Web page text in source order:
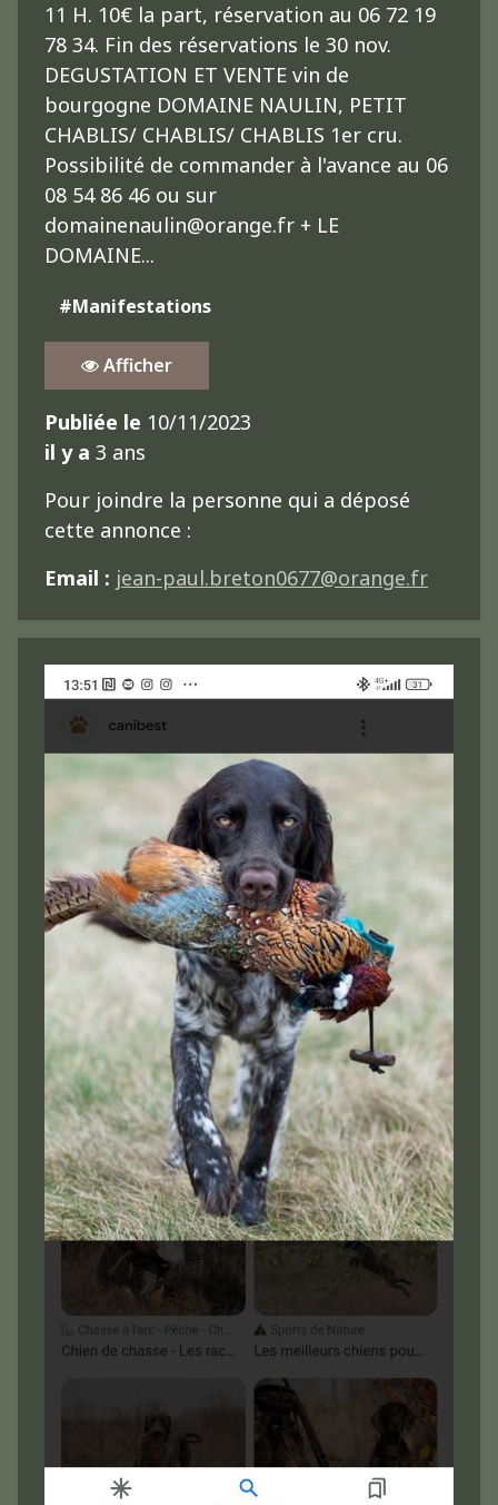
11 H. 10€ la part, réservation au 06 72 19
78 34. Fin des réservations le 30 nov.
DEGUSTATION ET VENTE vin de
bourgogne DOMAINE NAULIN, PETIT
CHABLIS/ CHABLIS/ CHABLIS 1er cru.
Possibilité de commander à l'avance au 06
08 54 86 46 ou sur
domainenaulin@orange.fr + LE
DOMAINE...
#Manifestations
Afficher
Publiée le 10/11/2023
il y a 3 ans
Pour joindre la personne qui a déposé
cette annonce :
Email : jean-paul.breton0677@orange.fr